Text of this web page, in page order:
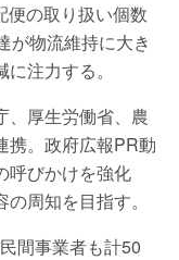
便の取り扱い個数
が物流維持に大き
注力する。
、厚生労働省、農
携。政府広報PR動
呼びかけを強化
周知を目指す。
間事業者も計50